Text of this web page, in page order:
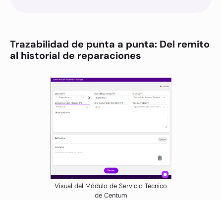
Trazabilidad de punta a punta: Del remito
al historial de reparaciones
Visual del Módulo de Servicio Técnico
de Centum